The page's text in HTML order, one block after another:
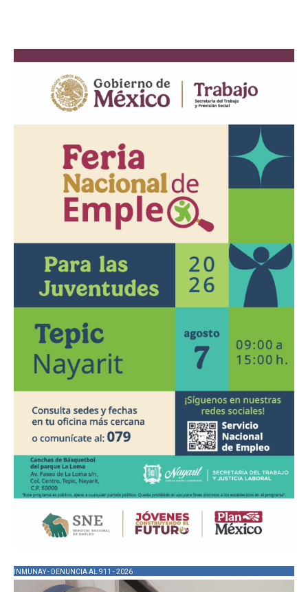
INMUNAY - DENUNCIA AL 911 - 2026